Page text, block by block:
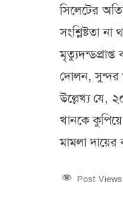
সিলেটের
সংশ্লিষ্টতা
দোলন,
উল্লেখ্য যে,
খানকে
মামলা
Post